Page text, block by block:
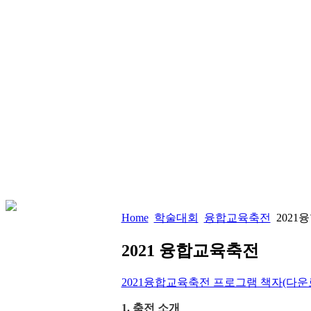
Home 학술대회 융합교육축전 2021
2021 융합교육축전
2021융합교육축전 프로그램 책자(다운
1. 축전 소개